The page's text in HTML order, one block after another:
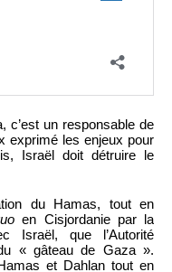
c’est un responsable de
exprimé les enjeux pour
Israël doit détruire le
du Hamas, tout en
en Cisjordanie par la
Israël, que l’Autorité
« gâteau de Gaza ».
et Dahlan tout en